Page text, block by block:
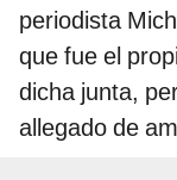
periodista
que fue el
dicha junta,
allegado de